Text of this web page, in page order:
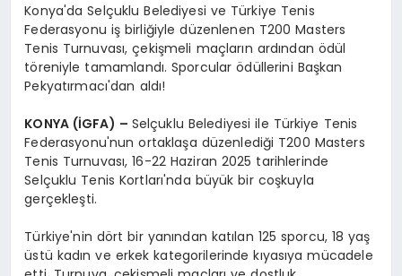
Konya'da Selçuklu Belediyesi ve Türkiye Tenis
Federasyonu iş birliğiyle düzenlenen T200 Masters
Tenis Turnuvası, çekişmeli maçların ardından ödül
töreniyle tamamlandı. Sporcular ödüllerini Başkan
Pekyatırmacı'dan aldı!
KONYA (İGFA) – Selçuklu Belediyesi ile Türkiye Tenis
Federasyonu'nun ortaklaşa düzenlediği T200 Masters
Tenis Turnuvası, 16-22 Haziran 2025 tarihlerinde
Selçuklu Tenis Kortları'nda büyük bir coşkuyla
gerçekleşti.
Türkiye'nin dört bir yanından katılan 125 sporcu, 18 yaş
üstü kadın ve erkek kategorilerinde kıyasıya mücadele